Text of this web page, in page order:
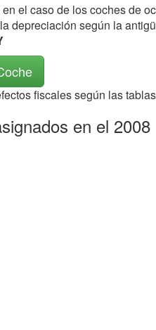
el caso de los coches de
depreciación según la
fiscales según las
en el 2008